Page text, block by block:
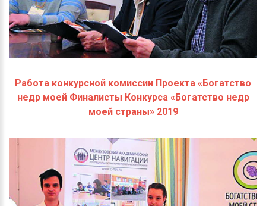
Работа конкурсной комиссии Проекта «Богатство
недр моей Финалисты Конкурса «Богатство недр
моей страны» 2019